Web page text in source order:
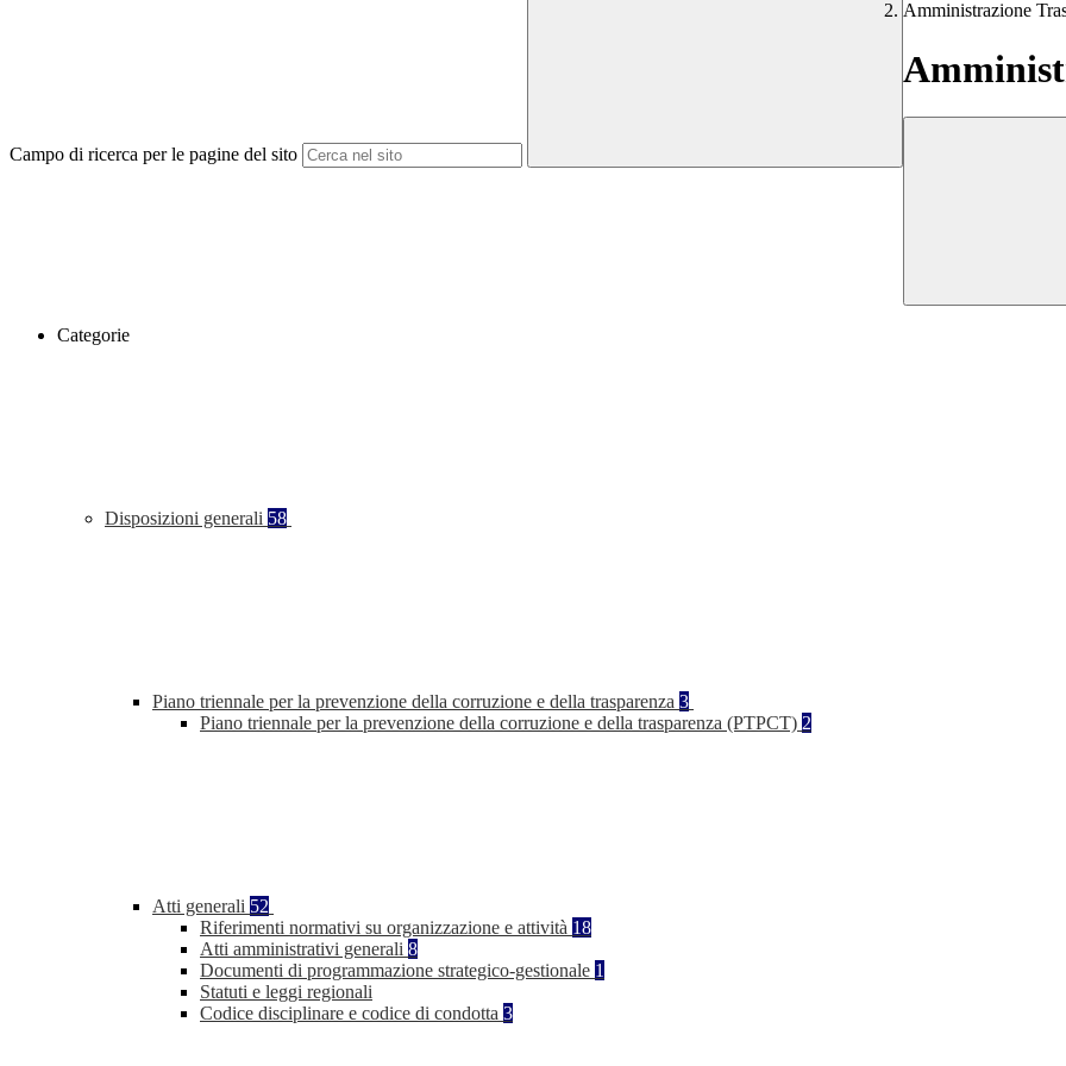
Campo di ricerca per le pagine del sito
Amministrazione
Categorie
Disposizioni generali 58
Piano triennale per la prevenzione della corruzione e della trasparenza 3
Piano triennale per la prevenzione della corruzione e della trasparenza (PTPCT) 2
Atti generali 52
Riferimenti normativi su organizzazione e attività 18
Atti amministrativi generali 8
Documenti di programmazione strategico-gestionale 1
Statuti e leggi regionali
Codice disciplinare e codice di condotta 3